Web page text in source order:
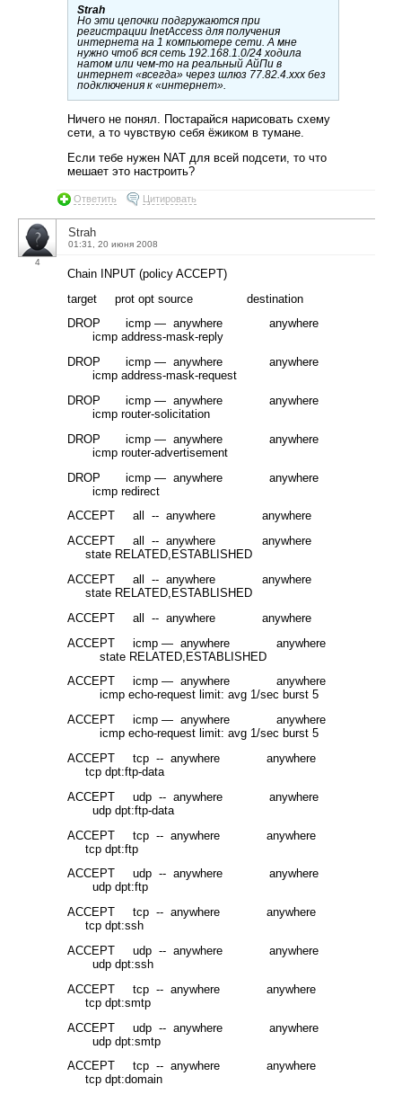
Strah
Но эти цепочки подгружаются при
регистрации InetAccess для получения
интернета на 1 компьютере сети. А мне
нужно чтоб вся сеть 192.168.1.0/24 ходила
натом или чем-то на реальный АйПи в
интернет «всегда» через шлюз 77.82.4.xxx без
подключения к «интернет».
Ничего не понял. Постарайся нарисовать схему
сети, а то чувствую себя ёжиком в тумане.
Если тебе нужен NAT для всей подсети, то что
мешает это настроить?
Ответить Цитировать
4
Strah
01:31, 20 июня 2008
Chain INPUT (policy ACCEPT)
target prot opt source destination
DROP icmp — anywhere anywhere
icmp address-mask-reply
DROP icmp — anywhere anywhere
icmp address-mask-request
DROP icmp — anywhere anywhere
icmp router-solicitation
DROP icmp — anywhere anywhere
icmp router-advertisement
DROP icmp — anywhere anywhere
icmp redirect
ACCEPT all -- anywhere anywhere
ACCEPT all -- anywhere anywhere
state RELATED,ESTABLISHED
ACCEPT all -- anywhere anywhere
state RELATED,ESTABLISHED
ACCEPT all -- anywhere anywhere
ACCEPT icmp — anywhere anywhere
state RELATED,ESTABLISHED
ACCEPT icmp — anywhere anywhere
icmp echo-request limit: avg 1/sec burst 5
ACCEPT icmp — anywhere anywhere
icmp echo-request limit: avg 1/sec burst 5
ACCEPT tcp -- anywhere anywhere
tcp dpt:ftp-data
ACCEPT udp -- anywhere anywhere
udp dpt:ftp-data
ACCEPT tcp -- anywhere anywhere
tcp dpt:ftp
ACCEPT udp -- anywhere anywhere
udp dpt:ftp
ACCEPT tcp -- anywhere anywhere
tcp dpt:ssh
ACCEPT udp -- anywhere anywhere
udp dpt:ssh
ACCEPT tcp -- anywhere anywhere
tcp dpt:smtp
ACCEPT udp -- anywhere anywhere
udp dpt:smtp
ACCEPT tcp -- anywhere anywhere
tcp dpt:domain